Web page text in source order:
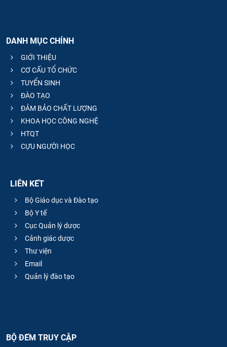
DANH MỤC CHÍNH
GIỚI THIỆU
CƠ CẤU TỔ CHỨC
TUYỂN SINH
ĐÀO TẠO
ĐẢM BẢO CHẤT LƯỢNG
KHOA HỌC CÔNG NGHỆ
HTQT
CỰU NGƯỜI HỌC
LIÊN KẾT
Bộ Giáo dục và Đào tạo
Bộ Y tế
Cục Quản lý dược
Cảnh giác dược
Thư viện
Email
Quản lý đào tạo
BỘ ĐẾM TRUY CẬP